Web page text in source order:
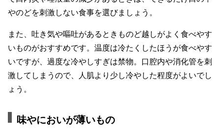
やのどを刺激しない食事を選びましょう。
また、吐き気や嘔吐があるときものど越しがよく食べやす
いものがおすすめです。温度は冷たくしたほうが食べやす
いですが、過度な冷やしすぎは禁物。口腔内や消化管を刺
激してしまうので、人肌より少し冷やした程度がよいでし
ょう。
味やにおいが薄いもの